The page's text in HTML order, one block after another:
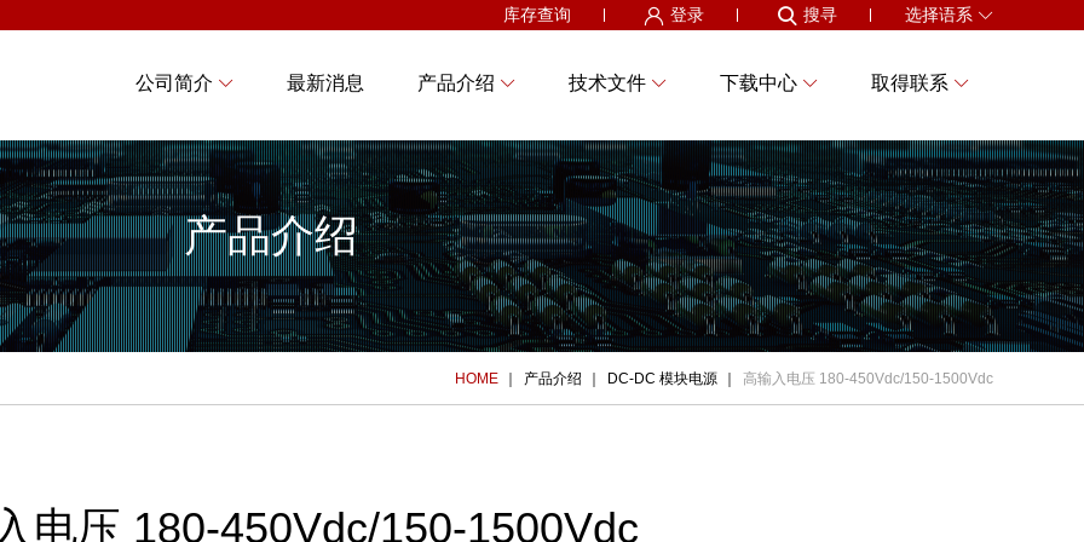
库存查询 登录 搜寻 选择语系
公司简介 最新消息 产品介绍 技术文件 下载中心 取得联系
产品介绍
HOME 产品介绍 DC-DC 模块电源 高输入电压 180-450Vdc/150-1500Vdc
电压 180-450Vdc/150-1500Vdc